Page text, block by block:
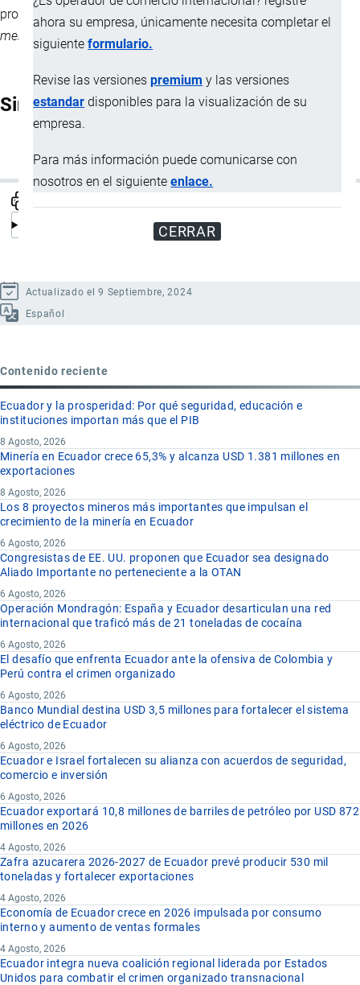
ahora su empresa, únicamente necesita completar el
siguienteformulario.
Revise las versionespremium y las versiones
estandar disponibles para la visualización de su
empresa.
Para más información puede comunicarse con
nosotros en el siguienteenlace.
CERRAR
propiedad de la
mercancía - quien los posee, posee la
mercancía -.
Sinónimos
Actualizado el 9 Septiembre, 2024
Español
Contenido reciente
Ecuador y la prosperidad: Por qué seguridad, educación e
instituciones importan más que el PIB
8 Agosto, 2026
Minería en Ecuador crece 65,3% y alcanza USD 1.381 millones en
exportaciones
8 Agosto, 2026
Los 8 proyectos mineros más importantes que impulsan el
crecimiento de la minería en Ecuador
6 Agosto, 2026
Congresistas de EE. UU. proponen que Ecuador sea designado
Aliado Importante no perteneciente a la OTAN
6 Agosto, 2026
Operación Mondragón: España y Ecuador desarticulan una red
internacional que traficó más de 21 toneladas de cocaína
6 Agosto, 2026
El desafío que enfrenta Ecuador ante la ofensiva de Colombia y
Perú contra el crimen organizado
6 Agosto, 2026
Banco Mundial destina USD 3,5 millones para fortalecer el sistema
eléctrico de Ecuador
6 Agosto, 2026
Ecuador e Israel fortalecen su alianza con acuerdos de seguridad,
comercio e inversión
6 Agosto, 2026
Ecuador exportará 10,8 millones de barriles de petróleo por USD 872
millones en 2026
4 Agosto, 2026
Zafra azucarera 2026-2027 de Ecuador prevé producir 530 mil
toneladas y fortalecer exportaciones
4 Agosto, 2026
Economía de Ecuador crece en 2026 impulsada por consumo
interno y aumento de ventas formales
4 Agosto, 2026
Ecuador integra nueva coalición regional liderada por Estados
Unidos para combatir el crimen organizado transnacional